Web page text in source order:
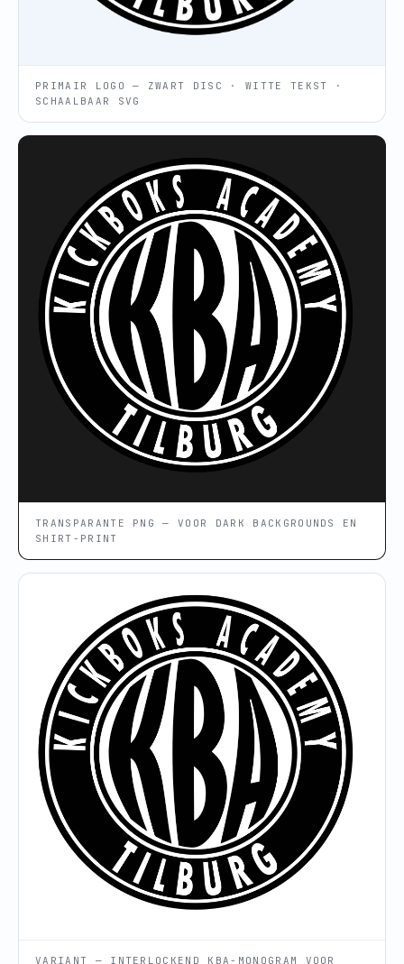
PRIMAIR LOGO — ZWART DISC · WITTE TEKST ·
SCHAALBAAR SVG
TRANSPARANTE PNG — VOOR DARK BACKGROUNDS EN
SHIRT-PRINT
VARIANT — INTERLOCKEND KBA-MONOGRAM VOOR